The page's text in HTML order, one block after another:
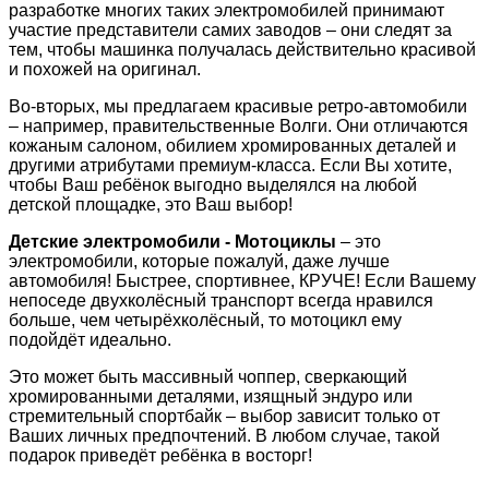
разработке многих таких электромобилей принимают
участие представители самих заводов – они следят за
тем, чтобы машинка получалась действительно красивой
и похожей на оригинал.
Во-вторых, мы предлагаем красивые ретро-автомобили
– например, правительственные Волги. Они отличаются
кожаным салоном, обилием хромированных деталей и
другими атрибутами премиум-класса. Если Вы хотите,
чтобы Ваш ребёнок выгодно выделялся на любой
детской площадке, это Ваш выбор!
Детские электромобили - Мотоциклы – это
электромобили, которые пожалуй, даже лучше
автомобиля! Быстрее, спортивнее, КРУЧЕ! Если Вашему
непоседе двухколёсный транспорт всегда нравился
больше, чем четырёхколёсный, то мотоцикл ему
подойдёт идеально.
Это может быть массивный чоппер, сверкающий
хромированными деталями, изящный эндуро или
стремительный спортбайк – выбор зависит только от
Ваших личных предпочтений. В любом случае, такой
подарок приведёт ребёнка в восторг!